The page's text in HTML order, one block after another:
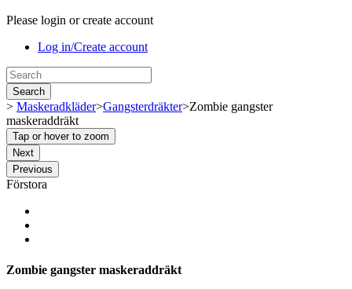
Please login or create account
Log in/Create account
Search
> Maskeradkläder>Gangsterdräkter>Zombie gangster
maskeraddräkt
Tap or hover to zoom
Next
Previous
Förstora
Zombie gangster maskeraddräkt